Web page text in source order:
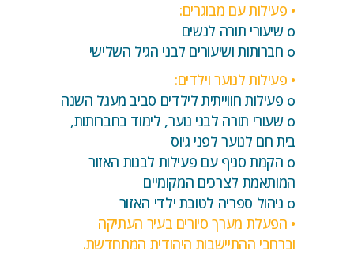
• פעילות עם מבוגרים:
o שיעורי תורה לנשים
o חברותות ושיעורים לבני הגיל השלישי
• פעילות לנוער וילדים:
o פעילות חווייתית לילדים סביב מעגל השנה
o שעורי תורה לבני נוער, לימוד בחברותות,
בית חם לנוער לפני גיוס
o הקמת סניף עם פעילות לבנות האזור
המותאמת לצרכים המקומיים
o ניהול ספריה לטובת ילדי האזור
• הפעלת מערך סיורים בעיר העתיקה
וברחבי ההתיישבות היהודית המתחדשת.